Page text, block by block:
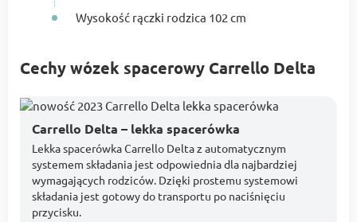
Wysokość rączki rodzica 102 cm
Cechy wózek spacerowy Carrello Delta
Carrello Delta – lekka spacerówka
Lekka spacerówka Carrello Delta z automatycznym
systemem składania jest odpowiednia dla najbardziej
wymagających rodziców. Dzięki prostemu systemowi
składania jest gotowy do transportu po naciśnięciu
przycisku.